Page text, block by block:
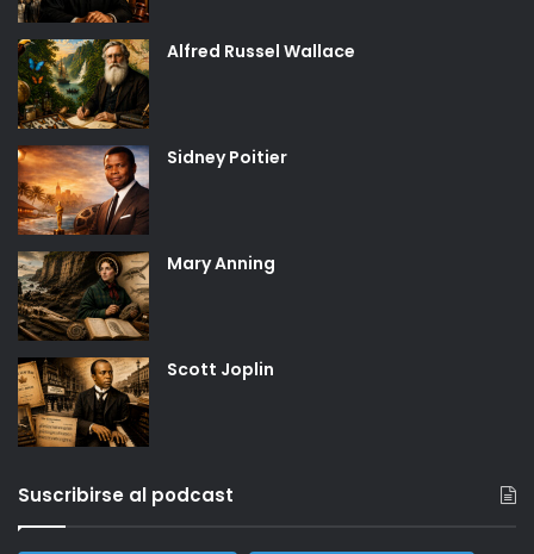
Alfred Russel Wallace
Sidney Poitier
Mary Anning
Scott Joplin
Suscribirse al podcast